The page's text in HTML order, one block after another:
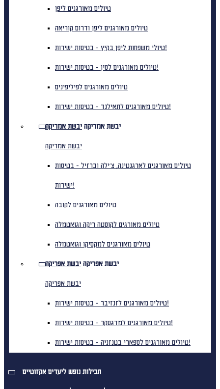
טיולים מאורגנים ליפן
טיולים מאורגנים ליפן ודרום קוריאה
טיולי משפחות ליפן בקיץ - בטיסות ישירות!
טיולים מאורגנים לסין - בטיסות ישירות!
טיולים מאורגנים לפיליפינים
טיולים מאורגנים לתאילנד - בטיסות ישירות!
יבשת אמריקה יבשת אמריקה
יבשת אמריקה
טיולים מאורגנים לארגנטינה, צ'ילה וברזיל - בטיסות
ישירות!
טיולים מאורגנים לקובה
טיולים מאורגים לקוסטה ריקה וגואטמלה
טיולים מאורגנים למקסיקו וגואטמלה
יבשת אפריקה יבשת אפריקה
יבשת אפריקה
טיולים מאורגנים לזנזיבר - בטיסות ישירות!
טיולים מאורגנים למדגסקר - בטיסות ישירות!
טיולים מאורגנים לספארי בטנזניה - בטיסות ישירות!
חבילות נופש ליעדים אקזוטיים